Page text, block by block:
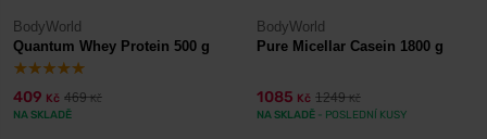
BodyWorld
Quantum Whey Protein 500 g
409 Kč 469Kč
NA SKLADĚ
BodyWorld
Pure Micellar Casein 1800 g
1085 Kč 1249Kč
NA SKLADĚ - POSLEDNÍ KUSY